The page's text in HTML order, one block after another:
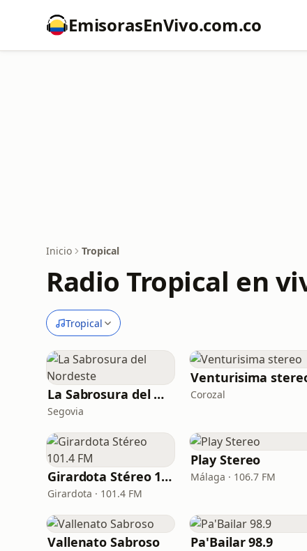
EmisorasEnVivo.com.co
Inicio Tropical
Radio Tropical en
Tropical
La Sabrosura del Nordeste
Segovia
Venturisima
Corozal
Girardota Stéreo 101.4 FM
Girardota · 101.4 FM
Play Stereo
Málaga · 106.7 FM
Vallenato Sabroso Pa'Bailar 98.9